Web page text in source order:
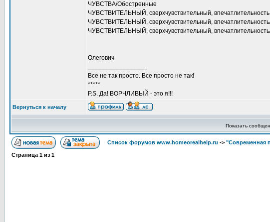
ЧУВСТВА/Обостренные
ЧУВСТВИТЕЛЬНЫЙ, сверхчувствительный, впечатлительность
ЧУВСТВИТЕЛЬНЫЙ, сверхчувствительный,
ЧУВСТВИТЕЛЬНЫЙ, сверхчувствительный,
Олегович
Все не так просто. Все просто не так!
*****
P.S. Да! ВОРЧЛИВЫЙ - это я!!!
Вернуться к началу
Показать
Список форумов www.homeorealhelp.ru -> "Современная
Страница 1 из 1